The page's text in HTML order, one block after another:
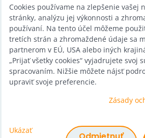
Zábava na Vašu akciu
Požičovňa
Promotéri
Kurzy a stretnutia
Veľkoobchod
Predvoľby súkromia
Cookies používame na zlepšenie vašej
stránky, analýzu jej výkonnosti a
používaní. Na tento účel môžeme
tretích strán a zhromaždené údaje sa
partnerom v EÚ, USA alebo iných
„Prijať všetky cookies“ vyjadrujete svoj
spracovaním. Nižšie môžete nájsť
upraviť svoje preferencie.
Zásady
Ukázať